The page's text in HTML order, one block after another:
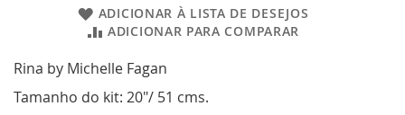
ADICIONAR À LISTA DE DESEJOS
ADICIONAR PARA COMPARAR
Rina by Michelle Fagan
Tamanho do kit: 20"/ 51 cms.